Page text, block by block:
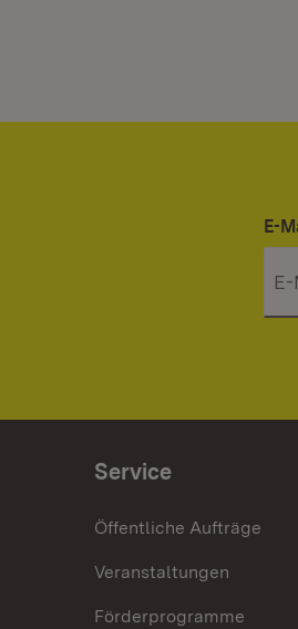
E-
Service
Öffentliche Aufträge
Veranstaltungen
Förderprogramme